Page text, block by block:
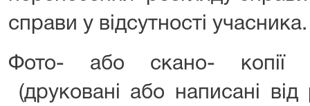
справи у відсутності учасника.
Фото- або скано- копії
(друковані або написані